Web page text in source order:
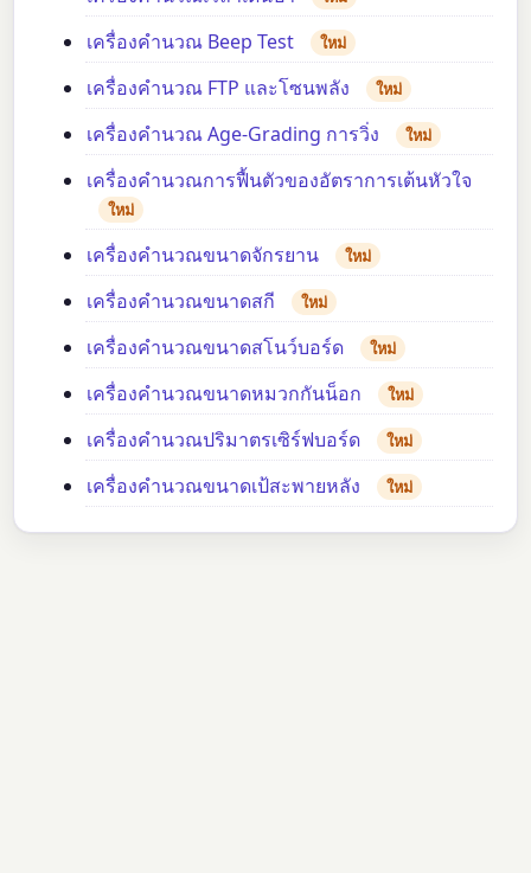
เครื่องคำนวณ Beep Test ใหม่
เครื่องคำนวณ FTP และโซนพลัง ใหม่
เครื่องคำนวณ Age-Grading การวิ่ง ใหม่
เครื่องคำนวณการฟื้นตัวของอัตราการเต้นหัวใจ
ใหม่
เครื่องคำนวณขนาดจักรยาน ใหม่
เครื่องคำนวณขนาดสกี ใหม่
เครื่องคำนวณขนาดสโนว์บอร์ด ใหม่
เครื่องคำนวณขนาดหมวกกันน็อก ใหม่
เครื่องคำนวณปริมาตรเซิร์ฟบอร์ด ใหม่
เครื่องคำนวณขนาดเป้สะพายหลัง ใหม่